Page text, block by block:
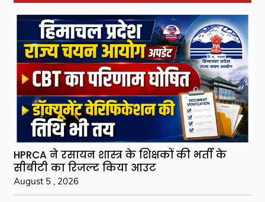
HPRCA ने रसायन शास्त्र के शिक्षकों की भर्ती के
सीबीटी का रिजल्ट किया आउट
August 5 , 2026